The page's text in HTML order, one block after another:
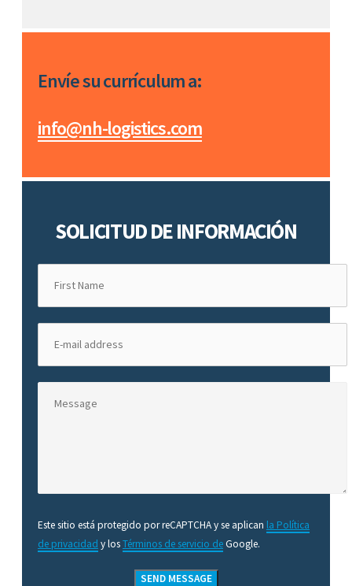
Envíe su currículum a:
info@nh-logistics.com
SOLICITUD DE INFORMACIÓN
Este sitio está protegido por reCAPTCHA y se aplican la Política
de privacidad y losTérminos de servicio deGoogle.